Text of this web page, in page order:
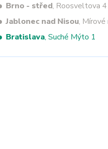
Brno - střed, Roosveltova
Jablonec nad Nisou,
Bratislava, Suché Mýto 1